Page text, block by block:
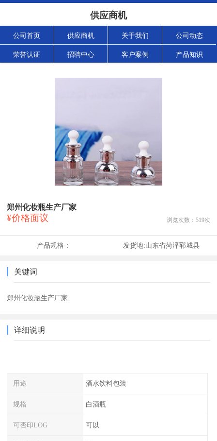
供应商机
公司首页 供应商机 关于我们 公司动态
荣誉认证 招聘中心 客户案例 产品知识
郑州化妆瓶生产厂家
¥价格面议 浏览次数： 519次
产品规格： 发货地:山东省菏泽郓城县
关键词
郑州化妆瓶生产厂家
详细说明
用途 酒水饮料包装
规格 白酒瓶
可否印LOG 可以